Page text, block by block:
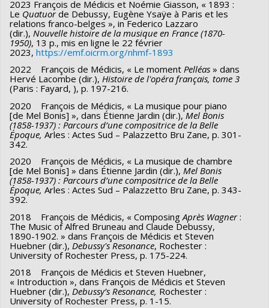
2023 François de Médicis et Noémie Giasson, « 1893 :
Le Quatuorde Debussy, Eugène Ysaÿe à Paris et les
relations franco-belges », in Federico Lazzaro
(dir.), Nouvelle histoire de la musique en France (1870-
1950), 13 p., mis en ligne le 22 février
2023, https://emf.oicrm.org/nhmf-1893
2022 François de Médicis, « Le moment Pelléas » dans
Hervé Lacombe (dir.), Histoire de l'opéra français, tome 3
(Paris : Fayard, ), p. 197-216.
2020 François de Médicis, « La musique pour piano
[de Mel Bonis] », dans Étienne Jardin (dir.),Mel Bonis
(1858-1937) : Parcours d’une compositrice de la Belle
Époque, Arles : Actes Sud – Palazzetto Bru Zane, p. 301-
342.
2020 François de Médicis, « La musique de chambre
[de Mel Bonis] » dans Étienne Jardin (dir.), Mel Bonis
(1858-1937) : Parcours d’une compositrice de la Belle
Époque, Arles : Actes Sud – Palazzetto Bru Zane, p. 343-
392.
2018 François de Médicis, « Composing Après Wagner:
The Music of Alfred Bruneau and Claude Debussy,
1890-1902. » dans François de Médicis et Steven
Huebner (dir.), Debussy's Resonance, Rochester :
University of Rochester Press, p. 175-224.
2018 François de Médicis et Steven Huebner,
« Introduction », dans François de Médicis et Steven
Huebner (dir.), Debussy’s Resonance, Rochester :
University of Rochester Press, p. 1-15.